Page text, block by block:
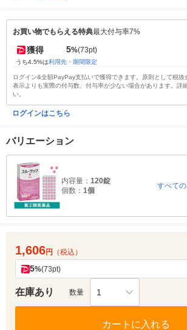
お買い物でもらえる特典最大付与率7%
獲得 5%(73pt)
うち4.5%は利用先・期間限定
ログイン&全額PayPay支払いで獲得できます。原則として税抜
表示よりも実際の付与数、付与率が少ない場合があります。詳
い。
ログインはこちら
バリエーション
内容量： 120錠
個数： 1個
すべて
1,606円 （税込）
5%(73pt)
在庫あり 数量 1
カートに入れる